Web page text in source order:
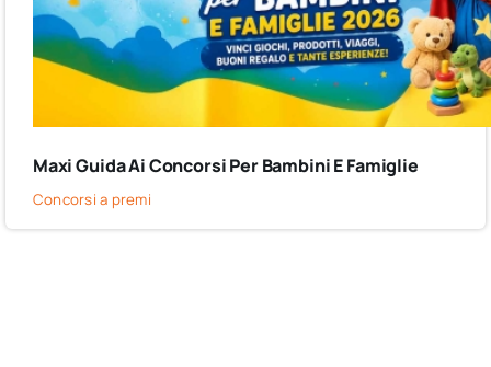
Maxi Guida Ai Concorsi Per Bambini E Famiglie
Concorsi a premi